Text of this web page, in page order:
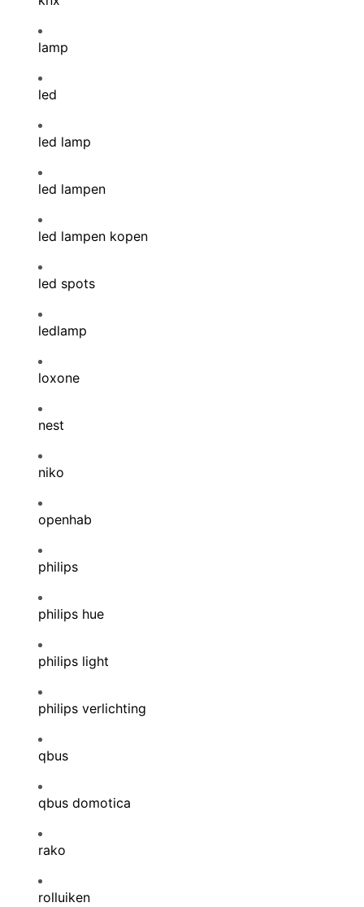
lamp
led
led lamp
led lampen
led lampen kopen
led spots
ledlamp
loxone
nest
niko
openhab
philips
philips hue
philips light
philips verlichting
qbus
qbus domotica
rako
rolluiken